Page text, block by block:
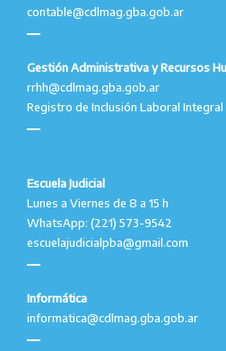
contable@cdlmag.gba.gob.ar
Gestión Administrativa y Recursos
rrhh@cdlmag.gba.gob.ar
Registro de Inclusión Laboral Integral
Escuela Judicial
Lunes a Viernes de 8 a 15 h
WhatsApp: (221) 573-9542
escuelajudicialpba@gmail.com
Informática
informatica@cdlmag.gba.gob.ar